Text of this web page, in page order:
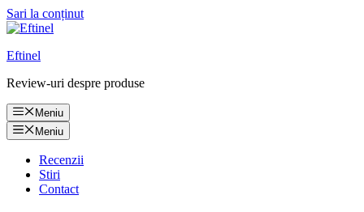
Sari la conținut
Eftinel
Review-uri despre produse
Meniu
Meniu
Recenzii
Stiri
Contact